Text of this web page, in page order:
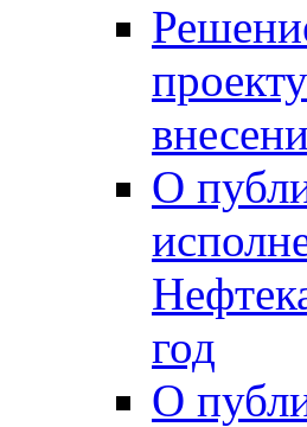
О
год
О